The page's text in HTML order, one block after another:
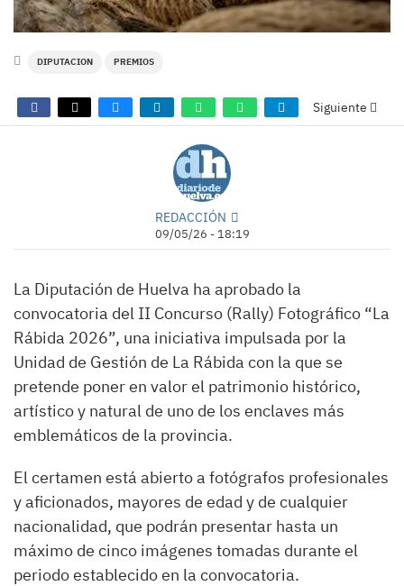
DIPUTACION PREMIOS
Siguiente
REDACCIÓN
09/05/26 - 18:19
La Diputación de Huelva ha aprobado la
convocatoria del II Concurso (Rally) Fotográfico “La
Rábida 2026”, una iniciativa impulsada por la
Unidad de Gestión de La Rábida con la que se
pretende poner en valor el patrimonio histórico,
artístico y natural de uno de los enclaves más
emblemáticos de la provincia.
El certamen está abierto a fotógrafos profesionales
y aficionados, mayores de edad y de cualquier
nacionalidad, que podrán presentar hasta un
máximo de cinco imágenes tomadas durante el
periodo establecido en la convocatoria.